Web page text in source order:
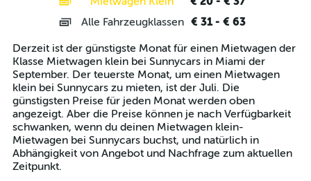
displaying
categories.
14
categories.
The
chart
has
1
Y
axis
displaying
values.
Range:
Alle Fahrzeugklassen € 31 - € 63
Derzeit ist der günstigste Monat für einen Mietwagen der
Klasse Mietwagen klein bei Sunnycars in Miami der
September. Der teuerste Monat, um einen Mietwagen
klein bei Sunnycars zu mieten, ist der Juli. Die
günstigsten Preise für jeden Monat werden oben
angezeigt. Aber die Preise können je nach Verfügbarkeit
schwanken, wenn du deinen Mietwagen klein-
Mietwagen bei Sunnycars buchst, und natürlich in
Abhängigkeit von Angebot und Nachfrage zum aktuellen
Zeitpunkt.